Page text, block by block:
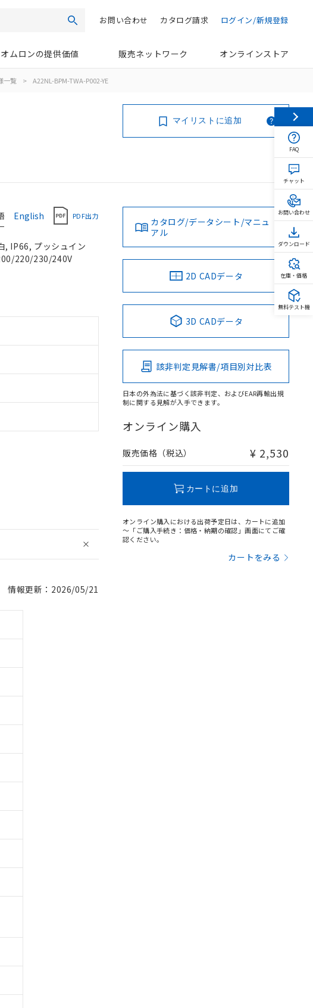
検索 ログイン/新規登録
カタログ請求
お問い合わせ
オムロンの提供価値 販売ネットワーク オンラインストア
一覧 > A22NL-BPM-TWA-P002-YE
マイリストに追加
English PDF出力
, IP66, プッシュイン
220/230/240V
情報更新：2026/05/21
カタログ/データシート/マニュ
アル
2D CADデータ
3D CADデータ
該非判定見解書/項目別対比表
日本の外為法に基づく該非判定、およびEAR再輸出規
制に関する見解が入手できます。
オンライン購入
販売価格（税込） ¥ 2,530
カートに追加
オンライン購入における出荷予定日は、カートに追加
～「ご購入手続き：価格・納期の確認」画面にてご確
認ください。
カートをみる
FAQ
チャット
お問い合わせ
ダウンロード
在庫・価格
無料テスト機